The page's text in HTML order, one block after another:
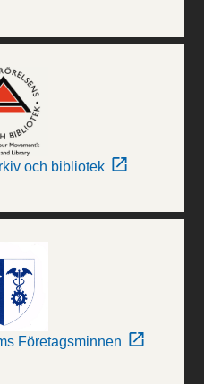
och bibliotek
Företagsminnen